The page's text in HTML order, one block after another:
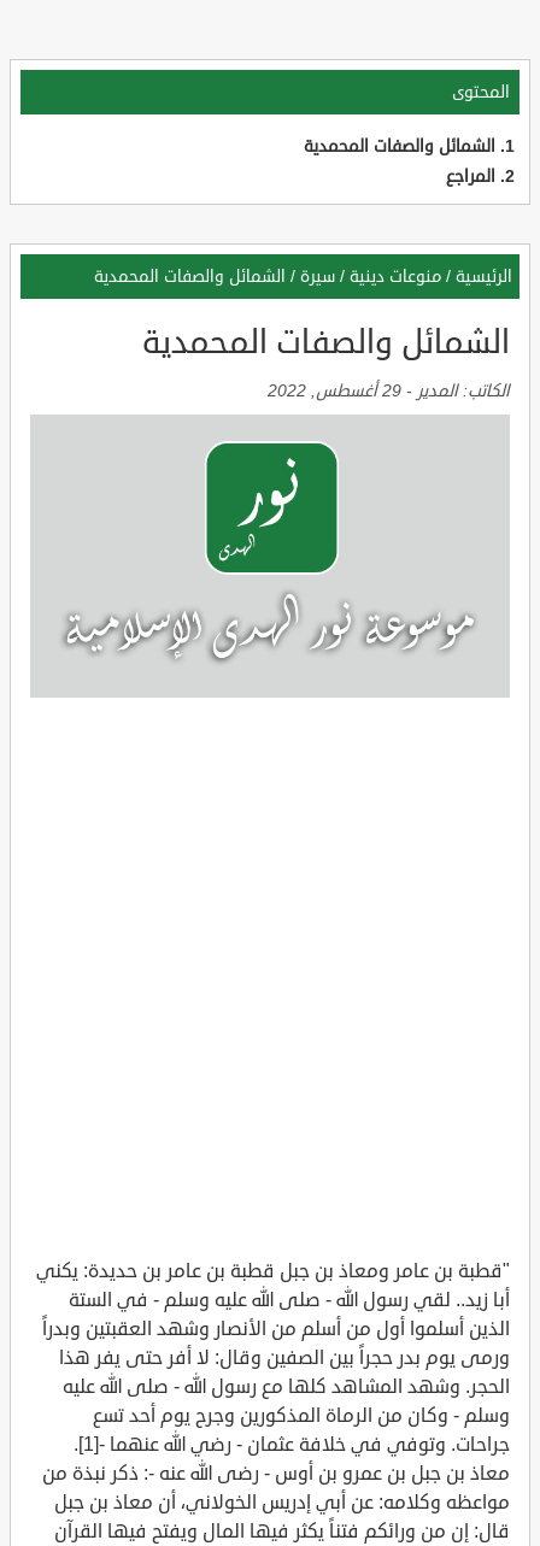
المحتوى
الشمائل والصفات المحمدية
المراجع
الرئيسية / منوعات دينية / سيرة / الشمائل والصفات المحمدية
الشمائل والصفات المحمدية
الكاتب:المدير - 29 أغسطس, 2022
"قطبة بن عامر ومعاذ بن جبل قطبة بن عامر بن حديدة: يكني
أبا زيد.. لقي رسول الله - صلى الله عليه وسلم - في الستة
الذين أسلموا أول من أسلم من الأنصار وشهد العقبتين وبدراً
ورمى يوم بدر حجراً بين الصفين وقال: لا أفر حتى يفر هذا
الحجر. وشهد المشاهد كلها مع رسول الله - صلى الله عليه
وسلم - وكان من الرماة المذكورين وجرح يوم أحد تسع
جراحات. وتوفي في خلافة عثمان - رضي الله عنهما -[1].
معاذ بن جبل بن عمرو بن أوس - رضى الله عنه -: ذكر نبذة من
مواعظه وكلامه: عن أبي إدريس الخولاني، أن معاذ بن جبل
قال: إن من ورائكم فتناً يكثر فيها المال ويفتح فيها القرآن